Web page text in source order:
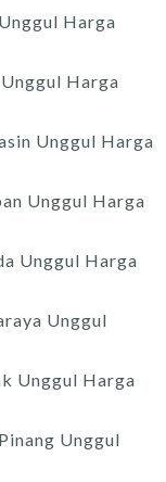
Harga
Harga
Unggul Harga
Unggul Harga
Unggul Harga
Unggul
Unggul Harga
Unggul